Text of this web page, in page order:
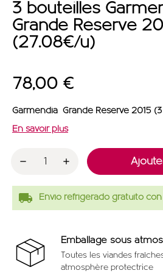
3 bouteilles
Grande Réserve
(27.08€/u)
78,00 €
Garmendia Grande Réserve 2015
En savoir plus
local_shipping Envío refrigerado gratuito
Emballage sous
Toutes les viandes
atmosphère protectrice